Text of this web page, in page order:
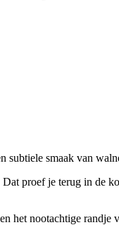
subtiele smaak van
proef je terug in de
het nootachtige